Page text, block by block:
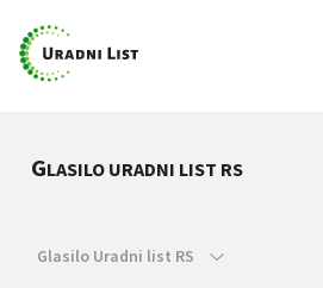
GLASILO URADNI LIST RS
Glasilo Uradni list RS